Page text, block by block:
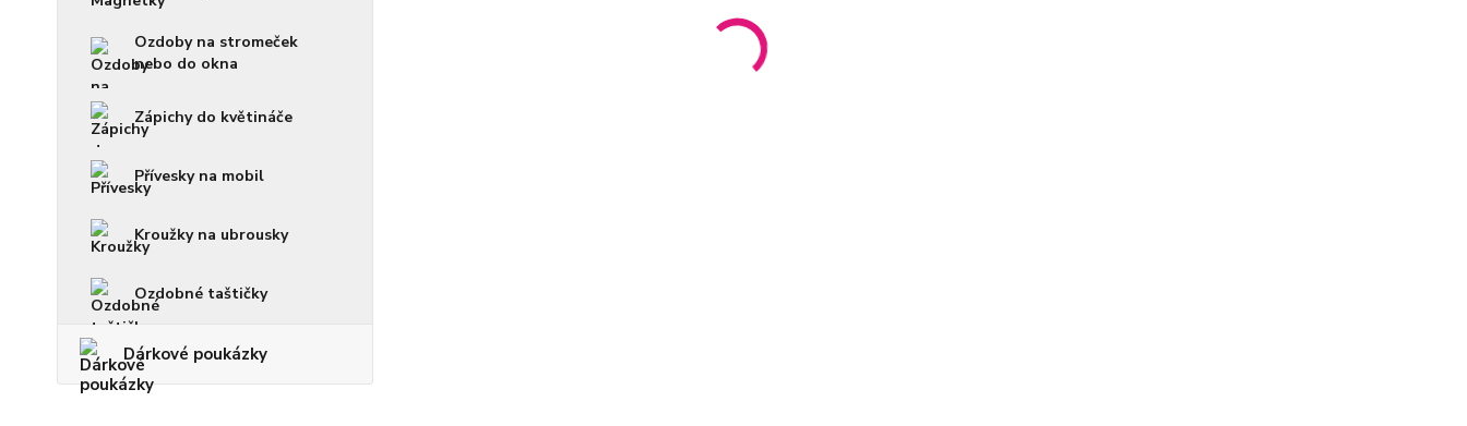
Ozdoby na stromeček
nebo do okna
Zápichy do květináče
Přívesky na mobil
Kroužky na ubrousky
Ozdobné taštičky
Dárkové poukázky